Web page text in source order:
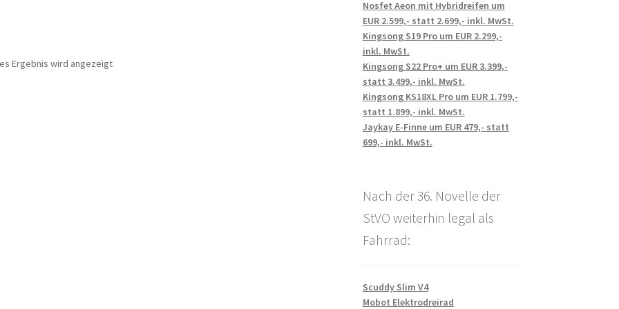
Ergebnis wird angezeigt
Nosfet Aeon mit Hybridreifen um
EUR 2.599,- statt 2.699,- inkl. MwSt.
Kingsong S19 Pro um EUR 2.299,-
inkl. MwSt.
Kingsong S22 Pro+ um EUR 3.399,-
statt 3.499,- inkl. MwSt.
Kingsong KS18XL Pro um EUR 1.799,-
statt 1.899,- inkl. MwSt.
Jaykay E-Finne um EUR 479,- statt
699,- inkl. MwSt.
Nach der 36. Novelle der
StVO weiterhin legal als
Fahrrad:
Scuddy Slim V4
Mobot Elektrodreirad